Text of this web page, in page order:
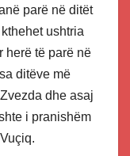
parë në ditët
ushtria
herë të parë në
ditëve më
dhe asaj
i pranishëm